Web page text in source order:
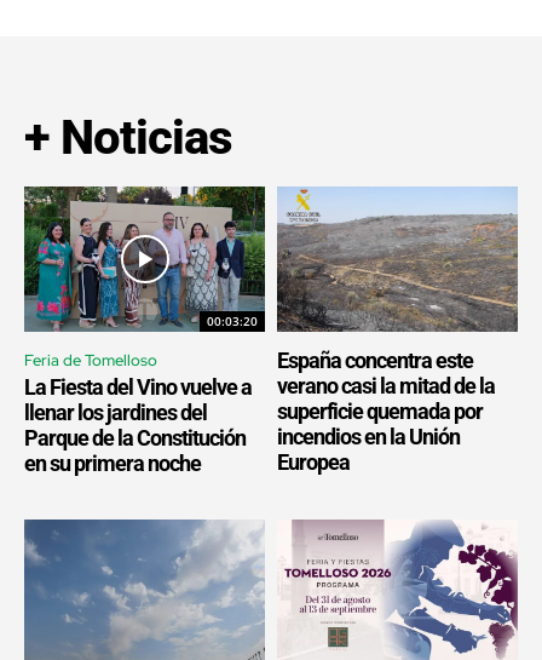
+ Noticias
00:03:20
Feria de Tomelloso
La Fiesta del Vino vuelve a
llenar los jardines del
Parque de la Constitución
en su primera noche
España concentra este
verano casi la mitad de la
superficie quemada por
incendios en la Unión
Europea